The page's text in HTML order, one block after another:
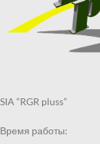
SIA “RGR pluss”
Время работы: